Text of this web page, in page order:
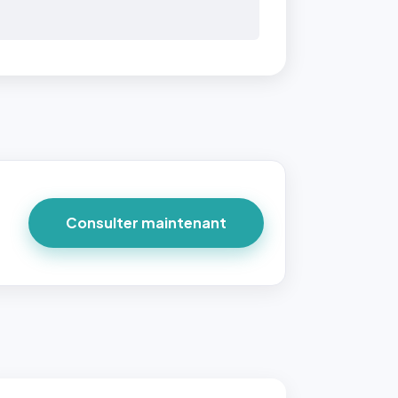
Consulter maintenant